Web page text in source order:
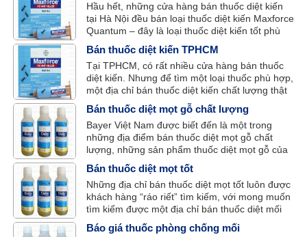
Hầu hết, những cửa hàng bán thuốc diệt kiến
tại Hà Nội đều bán loại thuốc diệt kiến Maxforce
Quantum – đây là loại thuốc diệt kiến tốt phù
hợp với nhu cầu của người dân Hà Thành và
đặc biệt là nó có chi phí rẻ.
Bán thuốc diệt kiến TPHCM
Tại TPHCM, có rất nhiều cửa hàng bán thuốc
diệt kiến. Nhưng để tìm một loại thuốc phù hợp,
một địa chỉ bán thuốc diệt kiến chất lượng thật
không hề đơn giản. Bayer Việt Nam là một
trong những nhà phân phối thuốc diệt kiến
được nhiều người tiêu dùng Sài Thành tin
tưởng và chọn lựa.
Bán thuốc diệt mọt gỗ chất lượng
Bayer Việt Nam được biết đến là một trong
những địa điểm bán thuốc diệt mọt gỗ chất
lượng, những sản phẩm thuốc diệt mọt gỗ của
Bayer được nhiều người biết đến như: Cislin,
Agenda và Lenfos. Đây là những loại thuốc diệt
mọt gỗ chất lượng với hiệu quả diệt mối cao và
phòng chống mối mọt lâu dài cho gỗ.
Bán thuốc diệt mọt tốt
Những địa chỉ bán thuốc diệt mọt tốt luôn được
khách hàng “ráo riết” tìm kiếm, với mong muốn
tìm kiếm được một địa chỉ bán thuốc diệt mối
mọt uy tín, chất lượng và hiệu quả cao.
Báo giá thuốc phòng chống mối